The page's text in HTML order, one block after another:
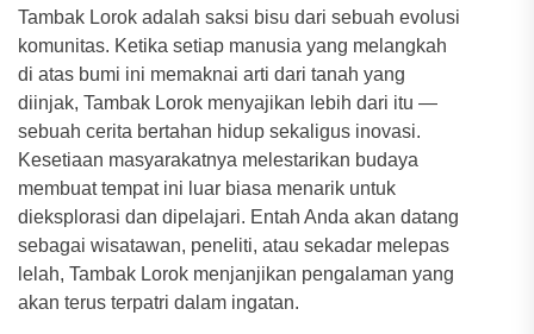
Tambak Lorok adalah saksi bisu dari sebuah evolusi
komunitas. Ketika setiap manusia yang melangkah
di atas bumi ini memaknai arti dari tanah yang
diinjak, Tambak Lorok menyajikan lebih dari itu —
sebuah cerita bertahan hidup sekaligus inovasi.
Kesetiaan masyarakatnya melestarikan budaya
membuat tempat ini luar biasa menarik untuk
dieksplorasi dan dipelajari. Entah Anda akan datang
sebagai wisatawan, peneliti, atau sekadar melepas
lelah, Tambak Lorok menjanjikan pengalaman yang
akan terus terpatri dalam ingatan.